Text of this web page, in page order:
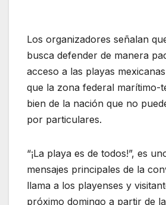
Los organizadores señalan
busca defender de manera
acceso a las playas
que la zona federal marítimo-
bien de la nación que no
por particulares.
“¡La playa es de todos!”, es
mensajes principales de la
llama a los playenses y
próximo domingo a partir de